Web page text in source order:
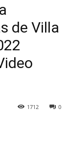
de Villa
0
1712